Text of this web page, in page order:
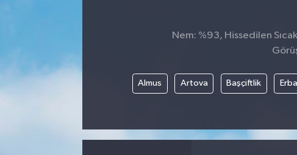
Nem: %93, Hissedilen
Almus Artova Başçiftlik